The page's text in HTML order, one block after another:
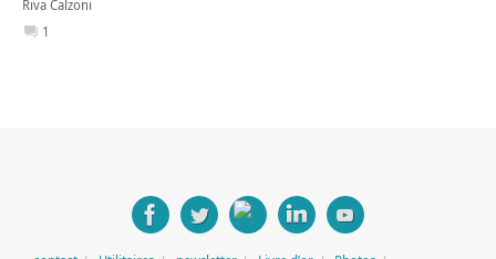
Riva Calzoni
1